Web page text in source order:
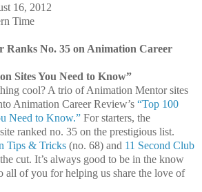
16, 2012
Time
Ranks No. 35 on Animation Career
Sites You Need to Know”
cool? A trio of Animation Mentor sites
Animation Career Review’s “Top 100
Need to Know.” For starters, the
ranked no. 35 on the prestigious list.
Tips & Tricks (no. 68) and 11 Second Club
cut. It’s always good to be in the know
of you for helping us share the love of